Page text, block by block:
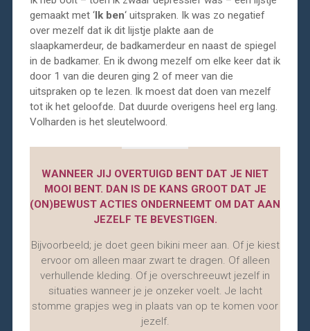
gemaakt met ‘Ik ben‘ uitspraken. Ik was zo negatief
over mezelf dat ik dit lijstje plakte aan de
slaapkamerdeur, de badkamerdeur en naast de spiegel
in de badkamer. En ik dwong mezelf om elke keer dat ik
door 1 van die deuren ging 2 of meer van die
uitspraken op te lezen. Ik moest dat doen van mezelf
tot ik het geloofde. Dat duurde overigens heel erg lang.
Volharden is het sleutelwoord.
WANNEER JIJ OVERTUIGD BENT DAT JE NIET
MOOI BENT. DAN IS DE KANS GROOT DAT JE
(ON)BEWUST ACTIES ONDERNEEMT OM DAT AAN
JEZELF TE BEVESTIGEN.
Bijvoorbeeld; je doet geen bikini meer aan. Of je kiest
ervoor om alleen maar zwart te dragen. Of alleen
verhullende kleding. Of je overschreeuwt jezelf in
situaties wanneer je je onzeker voelt. Je lacht
stomme grapjes weg in plaats van op te komen voor
jezelf.